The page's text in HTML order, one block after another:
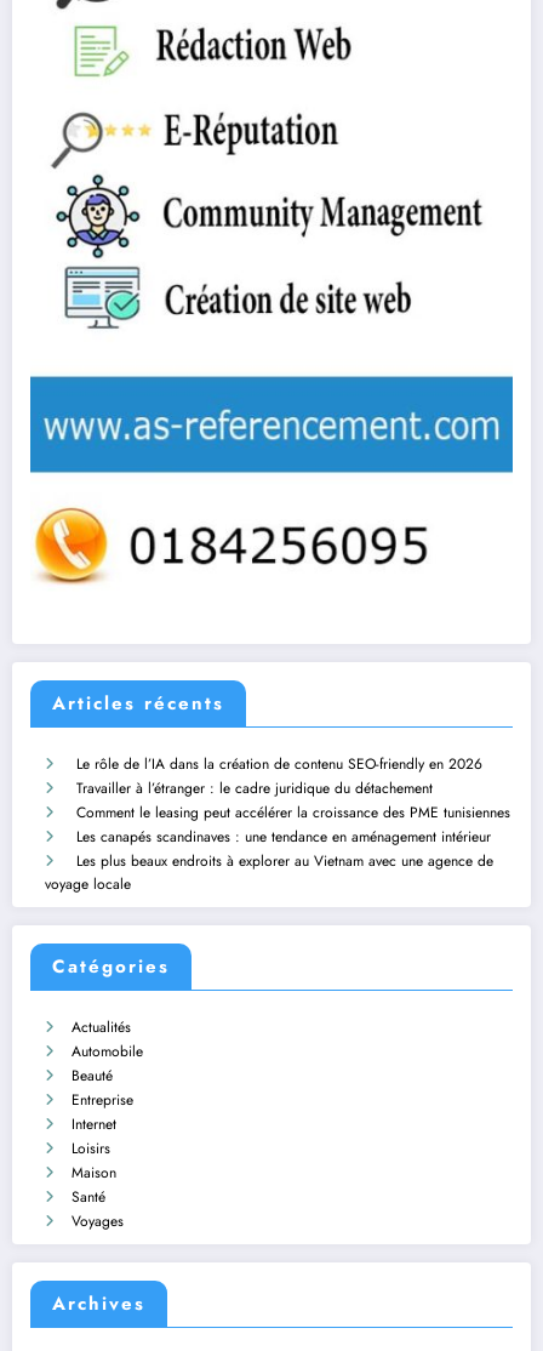
Articles récents
Le rôle de l’IA dans la création de contenu SEO-friendly en 2026
Travailler à l’étranger : le cadre juridique du détachement
Comment le leasing peut accélérer la croissance des PME tunisiennes
Les canapés scandinaves : une tendance en aménagement intérieur
Les plus beaux endroits à explorer au Vietnam avec une agence de
voyage locale
Catégories
Actualités
Automobile
Beauté
Entreprise
Internet
Loisirs
Maison
Santé
Voyages
Archives